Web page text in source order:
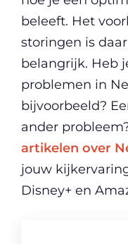
beleeft. Het
storingen is
belangrijk. Heb
problemen in
bijvoorbeeld?
ander
artikelen over
jouw
Disney+ en